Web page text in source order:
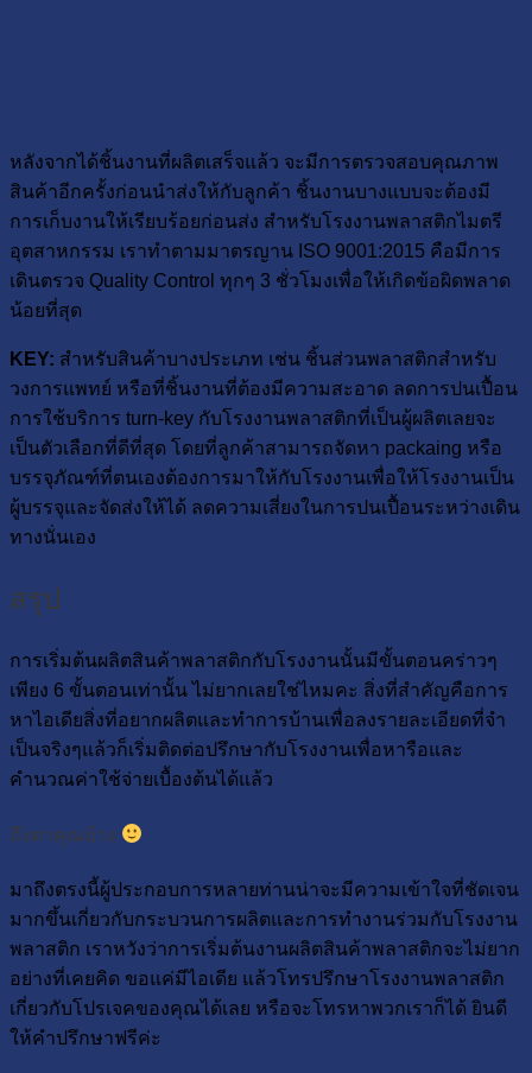
หลังจากได้ชิ้นงานที่ผลิตเสร็จแล้ว จะมีการตรวจสอบคุณภาพ
สินค้าอีกครั้งก่อนนำส่งให้กับลูกค้า ชิ้นงานบางแบบจะต้องมี
การเก็บงานให้เรียบร้อยก่อนส่ง สำหรับโรงงานพลาสติกไมตรี
อุตสาหกรรม เราทำตามมาตรญาน ISO 9001:2015 คือมีการ
เดินตรวจ Quality Control ทุกๆ 3 ชั่วโมงเพื่อให้เกิดข้อผิดพลาด
น้อยที่สุด
KEY: สำหรับสินค้าบางประเภท เช่น ชิ้นส่วนพลาสติกสำหรับ
วงการแพทย์ หรือที่ชิ้นงานที่ต้องมีความสะอาด ลดการปนเปื้อน
การใช้บริการ turn-key กับโรงงานพลาสติกที่เป็นผู้ผลิตเลยจะ
เป็นตัวเลือกที่ดีที่สุด โดยที่ลูกค้าสามารถจัดหา packaing หรือ
บรรจุภัณฑ์ที่ตนเองต้องการมาให้กับโรงงานเพื่อให้โรงงานเป็น
ผู้บรรจุและจัดส่งให้ได้ ลดความเสี่ยงในการปนเปื้อนระหว่างเดิน
ทางนั่นเอง
สรุป
การเริ่มต้นผลิตสินค้าพลาสติกกับโรงงานนั้นมีขั้นตอนคร่าวๆ
เพียง 6 ขั้นตอนเท่านั้น ไม่ยากเลยใช่ไหมคะ สิ่งที่สำคัญคือการ
หาไอเดียสิ่งที่อยากผลิตและทำการบ้านเพื่อลงรายละเอียดที่จำ
เป็นจริงๆแล้วก็เริ่มติดต่อปรึกษากับโรงงานเพื่อหารือและ
คำนวณค่าใช้จ่ายเบื้องต้นได้แล้ว
ถึงตาคุณบ้าง
มาถึงตรงนี้ผู้ประกอบการหลายท่านน่าจะมีความเข้าใจที่ชัดเจน
มากขึ้นเกี่ยวกับกระบวนการผลิตและการทำงานร่วมกับโรงงาน
พลาสติก เราหวังว่าการเริ่มต้นงานผลิตสินค้าพลาสติกจะไม่ยาก
อย่างที่เคยคิด ขอแค่มีไอเดีย แล้วโทรปรึกษาโรงงานพลาสติก
เกี่ยวกับโปรเจคของคุณได้เลย หรือจะโทรหาพวกเราก็ได้ ยินดี
ให้คำปรึกษาฟรีค่ะ